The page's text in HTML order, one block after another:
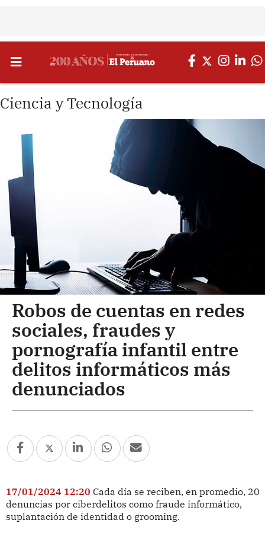
Ciencia y Tecnología
Robos de cuentas en redes
sociales, fraudes y
pornografía infantil entre
delitos informáticos más
denunciados
17/01/2024 12:20 Cada día se reciben, en promedio, 20
denuncias por ciberdelitos como fraude informático,
suplantación de identidad o grooming.